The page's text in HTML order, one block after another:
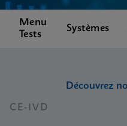
Menu
Tests
Systèmes
Découvrez
CE-IVD